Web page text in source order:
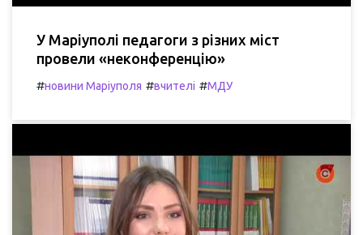
У Маріуполі педагоги з різних міст
провели «неконференцію»
#новини Маріуполя #вчителі #МДУ